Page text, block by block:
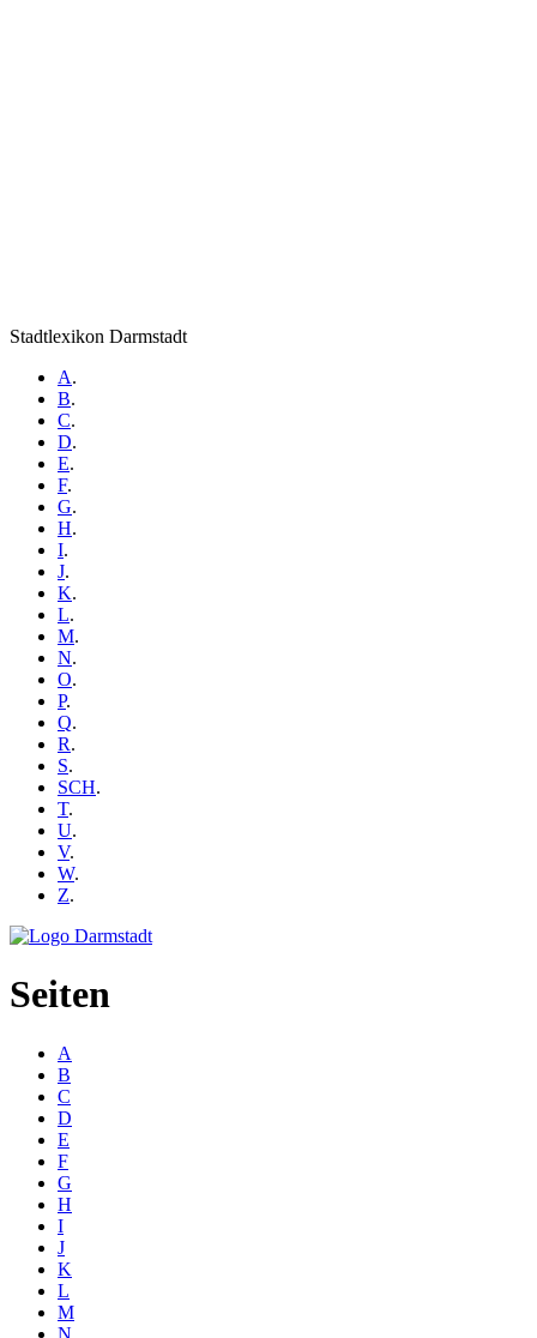
Stadtlexikon Darmstadt
A.
B.
C.
D.
E.
F.
G.
H.
I.
J.
K.
L.
M.
N.
O.
P.
Q.
R.
S.
SCH.
T.
U.
V.
W.
Z.
Seiten
A
B
C
D
E
F
G
H
I
J
K
L
M
N